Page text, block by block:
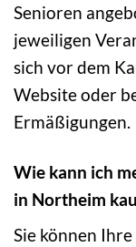
Senioren
jeweiligen
sich vor dem
Website oder
Ermäßigungen.
Wie kann ich
in Northeim
Sie können Ihre